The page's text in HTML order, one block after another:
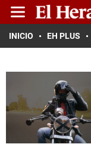
INICIO EH PLUS